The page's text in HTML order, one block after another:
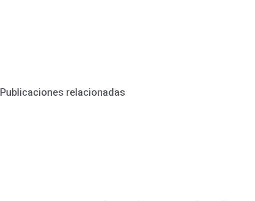
Publicaciones relacionadas